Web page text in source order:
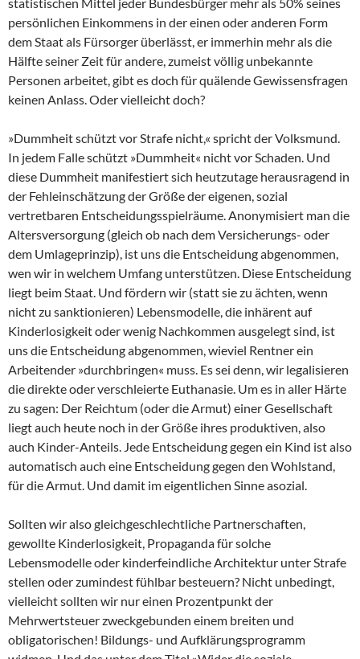
persönlichen Einkommens in der einen oder anderen Form
dem Staat als Fürsorger überlässt, er immerhin mehr als die
Hälfte seiner Zeit für andere, zumeist völlig unbekannte
Personen arbeitet, gibt es doch für quälende Gewissensfragen
keinen Anlass. Oder vielleicht doch?
»Dummheit schützt vor Strafe nicht,« spricht der Volksmund.
In jedem Falle schützt »Dummheit« nicht vor Schaden. Und
diese Dummheit manifestiert sich heutzutage herausragend in
der Fehleinschätzung der Größe der eigenen, sozial
vertretbaren Entscheidungsspielräume. Anonymisiert man die
Altersversorgung (gleich ob nach dem Versicherungs- oder
dem Umlageprinzip), ist uns die Entscheidung abgenommen,
wen wir in welchem Umfang unterstützen. Diese Entscheidung
liegt beim Staat. Und fördern wir (statt sie zu ächten, wenn
nicht zu sanktionieren) Lebensmodelle, die inhärent auf
Kinderlosigkeit oder wenig Nachkommen ausgelegt sind, ist
uns die Entscheidung abgenommen, wieviel Rentner ein
Arbeitender »durchbringen« muss. Es sei denn, wir legalisieren
die direkte oder verschleierte Euthanasie. Um es in aller Härte
zu sagen: Der Reichtum (oder die Armut) einer Gesellschaft
liegt auch heute noch in der Größe ihres produktiven, also
auch Kinder-Anteils. Jede Entscheidung gegen ein Kind ist also
automatisch auch eine Entscheidung gegen den Wohlstand,
für die Armut. Und damit im eigentlichen Sinne asozial.
Sollten wir also gleichgeschlechtliche Partnerschaften,
gewollte Kinderlosigkeit, Propaganda für solche
Lebensmodelle oder kinderfeindliche Architektur unter Strafe
stellen oder zumindest fühlbar besteuern? Nicht unbedingt,
vielleicht sollten wir nur einen Prozentpunkt der
Mehrwertsteuer zweckgebunden einem breiten und
obligatorischen! Bildungs- und Aufklärungsprogramm